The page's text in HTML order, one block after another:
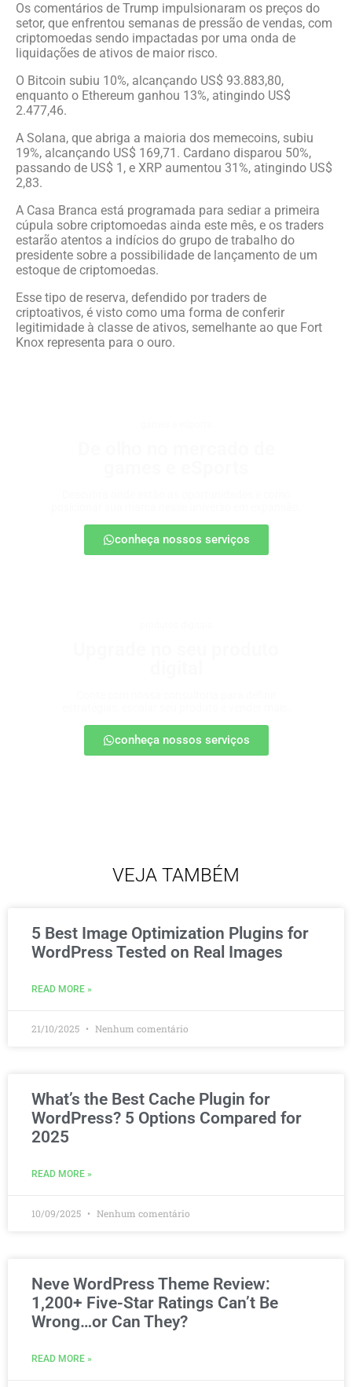
Os comentários de Trump impulsionaram os preços do
setor, que enfrentou semanas de pressão de vendas, com
criptomoedas sendo impactadas por uma onda de
liquidações de ativos de maior risco.
O Bitcoin subiu 10%, alcançando US$ 93.883,80,
enquanto o Ethereum ganhou 13%, atingindo US$
2.477,46.
A Solana, que abriga a maioria dos memecoins, subiu
19%, alcançando US$ 169,71. Cardano disparou 50%,
passando de US$ 1, e XRP aumentou 31%, atingindo US$
2,83.
A Casa Branca está programada para sediar a primeira
cúpula sobre criptomoedas ainda este mês, e os traders
estarão atentos a indícios do grupo de trabalho do
presidente sobre a possibilidade de lançamento de um
estoque de criptomoedas.
Esse tipo de reserva, defendido por traders de
criptoativos, é visto como uma forma de conferir
legitimidade à classe de ativos, semelhante ao que Fort
Knox representa para o ouro.
conheça nossos serviços
conheça nossos serviços
VEJA TAMBÉM
5 Best Image Optimization Plugins for
WordPress Tested on Real Images
READ MORE »
21/10/2025 Nenhum comentário
What’s the Best Cache Plugin for
WordPress? 5 Options Compared for
2025
READ MORE »
10/09/2025 Nenhum comentário
Neve WordPress Theme Review:
1,200+ Five-Star Ratings Can’t Be
Wrong…or Can They?
READ MORE »